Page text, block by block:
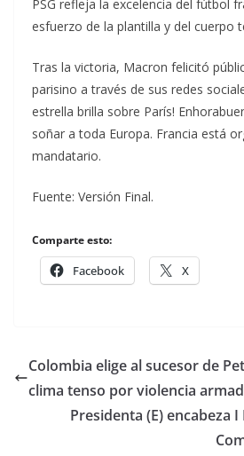
PSG refleja la excelencia del fútbol
esfuerzo de la plantilla y del cuerpo
Tras la victoria, Macron felicitó
parisino a través de sus redes
estrella brilla sobre París!
soñar a toda Europa. Francia está
mandatario.
Fuente: Versión Final.
Comparte esto:
Facebook X
Colombia elige al sucesor de
clima tenso por violencia
Presidenta (E) encabeza